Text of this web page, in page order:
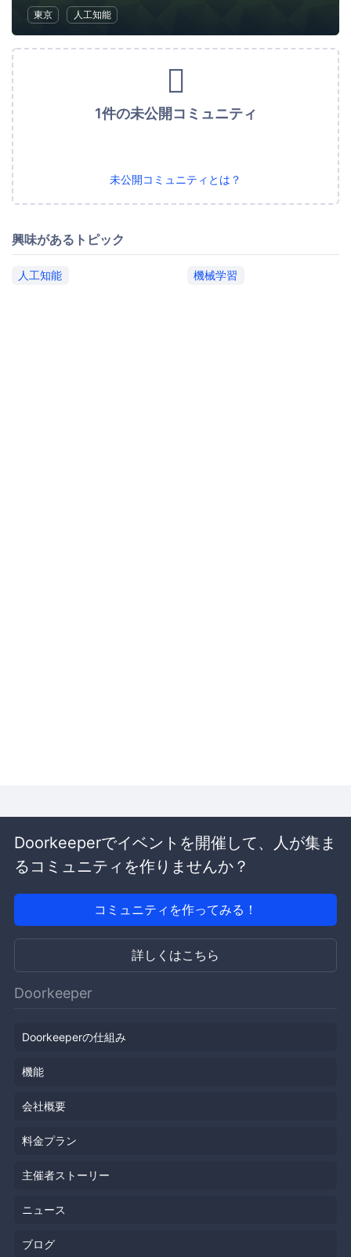
東京
人工知能
1件の未公開コミュニティ
未公開コミュニティとは？
興味があるトピック
人工知能 機械学習
Doorkeeperでイベントを開催して、人が集ま
るコミュニティを作りませんか？
コミュニティを作ってみる！
詳しくはこちら
Doorkeeper
Doorkeeperの仕組み
機能
会社概要
料金プラン
主催者ストーリー
ニュース
ブログ